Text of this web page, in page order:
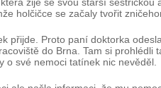
holčičce se začaly tvořit
přijde. Proto paní doktorka
do Brna. Tam si
o své nemoci tatínek nic nevěděl.